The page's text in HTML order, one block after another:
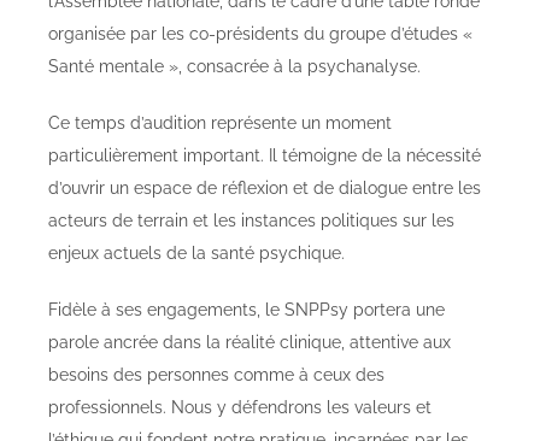
organisée par les co-présidents du groupe d’études «
Santé mentale », consacrée à la psychanalyse.
Ce temps d’audition représente un moment
particulièrement important. Il témoigne de la nécessité
d’ouvrir un espace de réflexion et de dialogue entre les
acteurs de terrain et les instances politiques sur les
enjeux actuels de la santé psychique.
Fidèle à ses engagements, le SNPPsy portera une
parole ancrée dans la réalité clinique, attentive aux
besoins des personnes comme à ceux des
professionnels. Nous y défendrons les valeurs et